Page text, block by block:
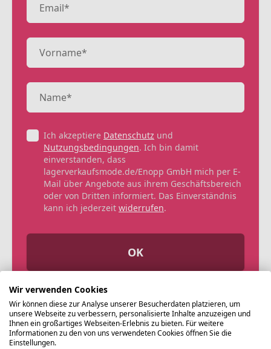
Ich akzeptiere Datenschutz und
Nutzungsbedingungen. Ich bin damit
einverstanden, dass
lagerverkaufsmode.de/Enopp GmbH mich per E-
Mail über Angebote aus ihrem Geschäftsbereich
oder von Dritten informiert. Das Einverständnis
kann ich jederzeit widerrufen.
OK
Wir verwenden Cookies
Wir können diese zur Analyse unserer Besucherdaten platzieren, um
unsere Webseite zu verbessern, personalisierte Inhalte anzuzeigen und
Ihnen ein großartiges Webseiten-Erlebnis zu bieten. Für weitere
Informationen zu den von uns verwendeten Cookies öffnen Sie die
Einstellungen.